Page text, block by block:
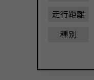
走行距離
種別